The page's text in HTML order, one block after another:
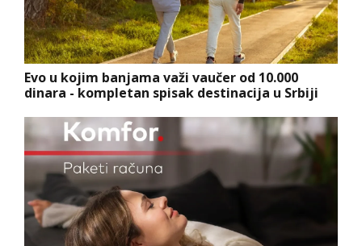
Evo u kojim banjama važi vaučer od 10.000
dinara - kompletan spisak destinacija u Srbiji